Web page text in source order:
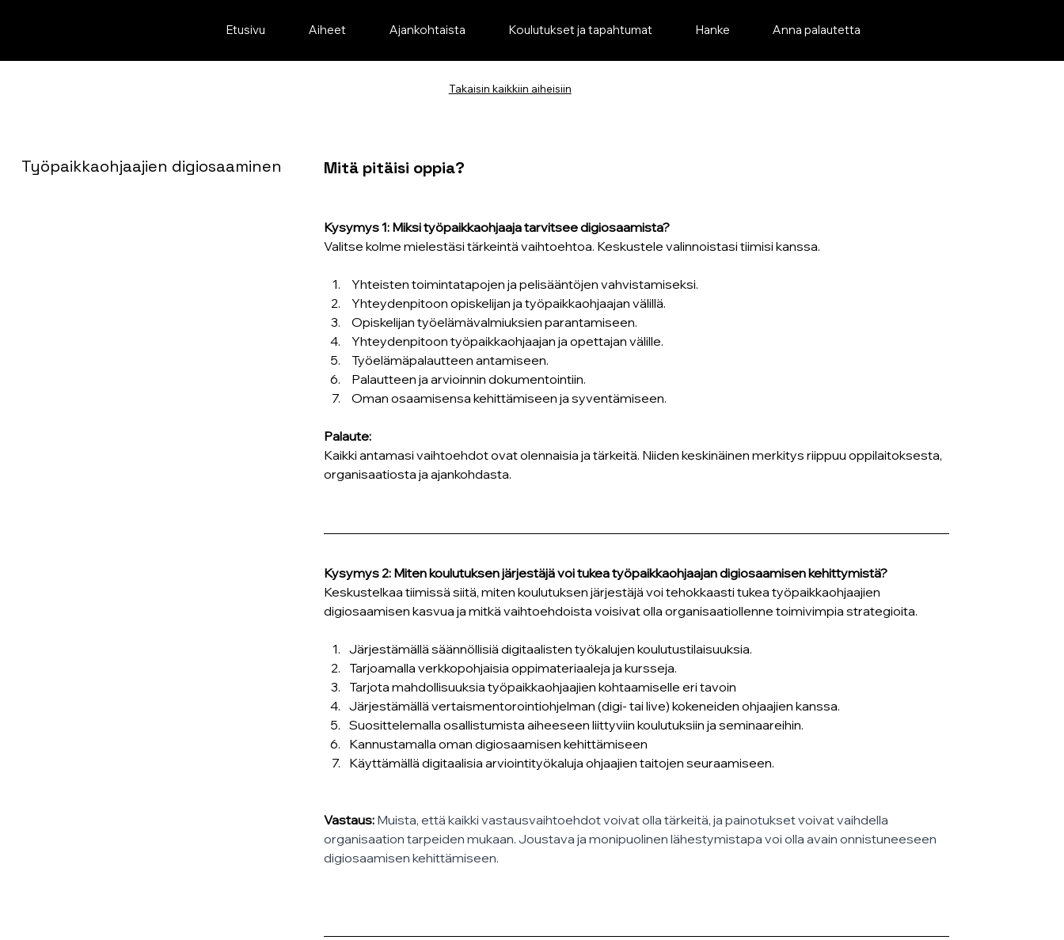
Etusivu Aiheet Ajankohtaista Koulutukset ja tapahtumat Hanke Anna palautetta
Takaisin kaikkiin aiheisiin
Mitä pitäisi oppia?
Kysymys 1: Miksi työpaikkaohjaaja tarvitsee digiosaamista?
Valitse kolme mielestäsi tärkeintä vaihtoehtoa. Keskustele valinnoistasi tiimisi kanssa.
Yhteisten toimintatapojen ja pelisääntöjen vahvistamiseksi.
Yhteydenpitoon opiskelijan ja työpaikkaohjaajan välillä.
Opiskelijan työelämävalmiuksien parantamiseen.
Yhteydenpitoon työpaikkaohjaajan ja opettajan välille.
Työelämäpalautteen antamiseen.
Palautteen ja arvioinnin dokumentointiin.
Oman osaamisensa kehittämiseen ja syventämiseen.
Palaute:
Kaikki antamasi vaihtoehdot ovat olennaisia ja tärkeitä. Niiden keskinäinen merkitys riippuu oppilaitoksesta,
organisaatiosta ja ajankohdasta.
Kysymys 2: Miten koulutuksen järjestäjä voi tukea työpaikkaohjaajan digiosaamisen kehittymistä?
Keskustelkaa tiimissä siitä, miten koulutuksen järjestäjä voi tehokkaasti tukea työpaikkaohjaajien
digiosaamisen kasvua ja mitkä vaihtoehdoista voisivat olla organisaatiollenne toimivimpia strategioita.
Järjestämällä säännöllisiä digitaalisten työkalujen koulutustilaisuuksia.
Tarjoamalla verkkopohjaisia oppimateriaaleja ja kursseja.
Tarjota mahdollisuuksia työpaikkaohjaajien kohtaamiselle eri tavoin
Järjestämällä vertaismentorointiohjelman (digi- tai live) kokeneiden ohjaajien kanssa.
Suosittelemalla osallistumista aiheeseen liittyviin koulutuksiin ja seminaareihin.
Kannustamalla oman digiosaamisen kehittämiseen
Käyttämällä digitaalisia arviointityökaluja ohjaajien taitojen seuraamiseen.
Vastaus: Muista, että kaikki vastausvaihtoehdot voivat olla tärkeitä, ja painotukset voivat vaihdella
organisaation tarpeiden mukaan. Joustava ja monipuolinen lähestymistapa voi olla avain onnistuneeseen
digiosaamisen kehittämiseen.
Työpaikkaohjaajien digiosaaminen